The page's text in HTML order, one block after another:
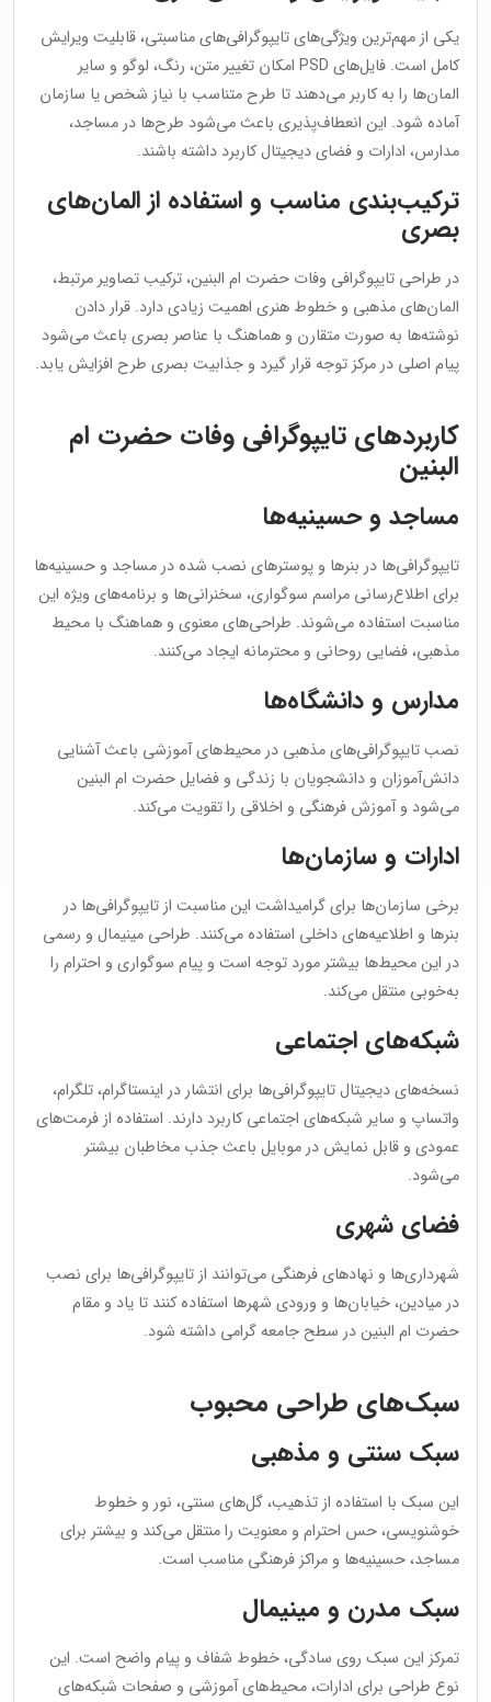
یکی از مهم‌ترین ویژگی‌های تایپوگرافی‌های مناسبتی، قابلیت ویرایش
کامل است. فایل‌های PSD امکان تغییر متن، رنگ، لوگو و سایر
المان‌ها را به کاربر می‌دهند تا طرح متناسب با نیاز شخص یا سازمان
آماده شود. این انعطاف‌پذیری باعث می‌شود طرح‌ها در مساجد،
مدارس، ادارات و فضای دیجیتال کاربرد داشته باشند.
ترکیب‌بندی مناسب و استفاده از المان‌های
بصری
در طراحی تایپوگرافی وفات حضرت ام البنین، ترکیب تصاویر مرتبط،
المان‌های مذهبی و خطوط هنری اهمیت زیادی دارد. قرار دادن
نوشته‌ها به صورت متقارن و هماهنگ با عناصر بصری باعث می‌شود
پیام اصلی در مرکز توجه قرار گیرد و جذابیت بصری طرح افزایش یابد.
کاربردهای تایپوگرافی وفات حضرت ام
البنین
مساجد و حسینیه‌ها
تایپوگرافی‌ها در بنرها و پوسترهای نصب شده در مساجد و حسینیه‌ها
برای اطلاع‌رسانی مراسم سوگواری، سخنرانی‌ها و برنامه‌های ویژه این
مناسبت استفاده می‌شوند. طراحی‌های معنوی و هماهنگ با محیط
مذهبی، فضایی روحانی و محترمانه ایجاد می‌کنند.
مدارس و دانشگاه‌ها
نصب تایپوگرافی‌های مذهبی در محیط‌های آموزشی باعث آشنایی
دانش‌آموزان و دانشجویان با زندگی و فضایل حضرت ام البنین
می‌شود و آموزش فرهنگی و اخلاقی را تقویت می‌کند.
ادارات و سازمان‌ها
برخی سازمان‌ها برای گرامیداشت این مناسبت از تایپوگرافی‌ها در
بنرها و اطلاعیه‌های داخلی استفاده می‌کنند. طراحی مینیمال و رسمی
در این محیط‌ها بیشتر مورد توجه است و پیام سوگواری و احترام را
به‌خوبی منتقل می‌کند.
شبکه‌های اجتماعی
نسخه‌های دیجیتال تایپوگرافی‌ها برای انتشار در اینستاگرام، تلگرام،
واتساپ و سایر شبکه‌های اجتماعی کاربرد دارند. استفاده از فرمت‌های
عمودی و قابل نمایش در موبایل باعث جذب مخاطبان بیشتر
می‌شود.
فضای شهری
شهرداری‌ها و نهادهای فرهنگی می‌توانند از تایپوگرافی‌ها برای نصب
در میادین، خیابان‌ها و ورودی شهرها استفاده کنند تا یاد و مقام
حضرت ام البنین در سطح جامعه گرامی داشته شود.
سبک‌های طراحی محبوب
سبک سنتی و مذهبی
این سبک با استفاده از تذهیب، گل‌های سنتی، نور و خطوط
خوشنویسی، حس احترام و معنویت را منتقل می‌کند و بیشتر برای
مساجد، حسینیه‌ها و مراکز فرهنگی مناسب است.
سبک مدرن و مینیمال
تمرکز این سبک روی سادگی، خطوط شفاف و پیام واضح است. این
نوع طراحی برای ادارات، محیط‌های آموزشی و صفحات شبکه‌های